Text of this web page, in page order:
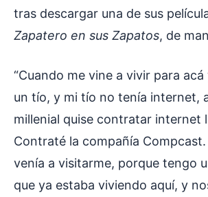
tras descargar una de sus
Zapatero en sus Zapatos, de
“Cuando me vine a vivir para
un tío, y mi tío no tenía internet,
millenial quise contratar internet
Contraté la compañía
venía a visitarme, porque tengo
que ya estaba viviendo aquí, y